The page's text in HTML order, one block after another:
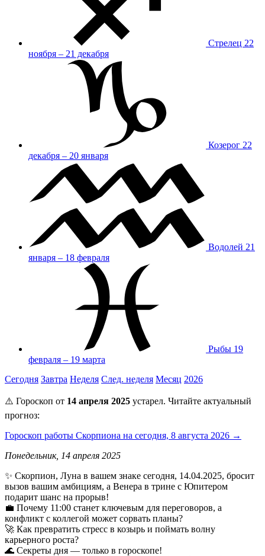
Стрелец 22
ноября – 21 декабря
Козерог 22
декабря – 20 января
Водолей 21
января – 18 февраля
Рыбы 19
февраля – 19 марта
Сегодня Завтра Неделя След. неделя Месяц 2026
⚠️ Гороскоп от 14 апреля 2025 устарел. Читайте актуальный
прогноз:
Гороскоп работы Скорпиона на сегодня, 8 августа 2026 →
Понедельник, 14 апреля 2025
✨ Скорпион, Луна в вашем знаке сегодня, 14.04.2025, бросит
вызов вашим амбициям, а Венера в трине с Юпитером
подарит шанс на прорыв!
💼 Почему 11:00 станет ключевым для переговоров, а
конфликт с коллегой может сорвать планы?
🚀 Как превратить стресс в козырь и поймать волну
карьерного роста?
🌊 Секреты дня — только в гороскопе!